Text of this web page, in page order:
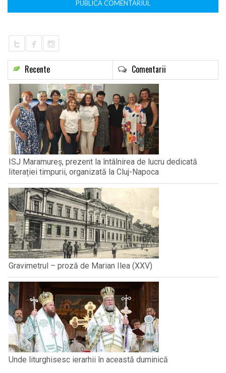
Recente Comentarii
ISJ Maramureș, prezent la întâlnirea de lucru dedicată
literației timpurii, organizată la Cluj-Napoca
Gravimetrul – proză de Marian Ilea (XXV)
Unde liturghisesc ierarhii în această duminică